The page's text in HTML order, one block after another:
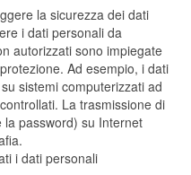
la sicurezza dei dati
i dati personali da
autorizzati sono impiegate
Ad esempio, i dati
sistemi computerizzati ad
La trasmissione di
password) su Internet
i dati personali